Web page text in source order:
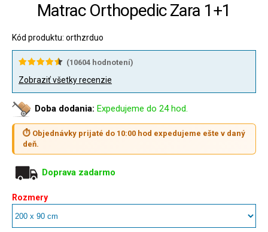
Matrac Orthopedic Zara 1+1
Kód produktu: orthzrduo
(10604 hodnotení)
Zobraziť všetky recenzie
Doba dodania: Expedujeme do 24 hod.
⏱ Objednávky prijaté do 10:00 hod expedujeme ešte v daný
deň.
Doprava zadarmo
Rozmery